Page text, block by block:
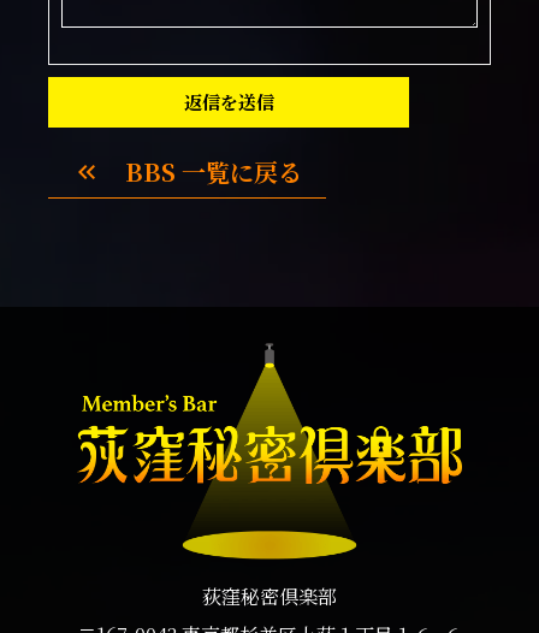
返信を送信
keyboard_double_arrow_left BBS 一覧に戻る
荻窪秘密倶楽部